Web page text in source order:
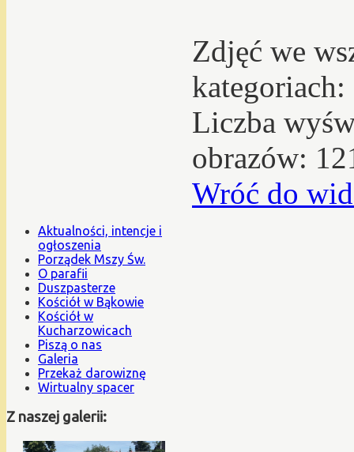
Zdjęć we
kategoriach:
Liczba
obrazów:
Wróć do
Aktualności, intencje i
ogłoszenia
Porządek Mszy Św.
O parafii
Duszpasterze
Kościół w Bąkowie
Kościół w
Kucharzowicach
Piszą o nas
Galeria
Przekaż darowiznę
Wirtualny spacer
Z naszej galerii: